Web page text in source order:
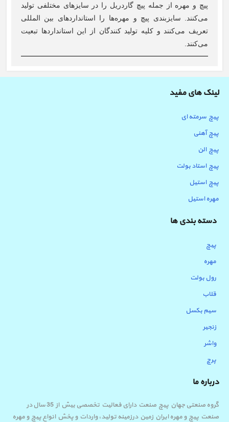
پیچ و مهره از جمله پیچ گاردریل را در سایزهای مختلفی تولید
می‌کنند. سایزبندی پیچ و مهره‌ها را استانداردهای بین المللی
تعریف می‌کنند و کلیه تولید کنندگان از این استانداردها تبعیت
می‌کنند.
لینک های مفید
پیچ سرمته ای
پیچ آهنی
پیچ الن
پیچ استاد بولت
پیچ استیل
مهره استیل
دسته بندی ها
پیچ
مهره
رول بولت
قلاب
سیم بکسل
زنجیر
واشر
پرچ
درباره ما
گروه صنعتی جهان پیچ صنعت دارای فعالیت تخصصی بیش از 35 سال در
صنعت پیچ و مهره ایران زمین درزمینه تولید، واردات و پخش انواع پیچ و مهره